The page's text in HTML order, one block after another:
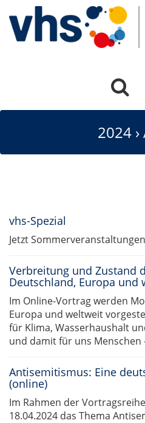
2024 ›
vhs-Spezial
Jetzt
Verbreitung und Zustand
Deutschland, Europa und
Im Online-Vortrag werden
Europa und weltweit
für Klima, Wasserhaushalt
und damit für uns Menschen
Antisemitismus: Eine
(online)
Im Rahmen der
18.04.2024 das Thema